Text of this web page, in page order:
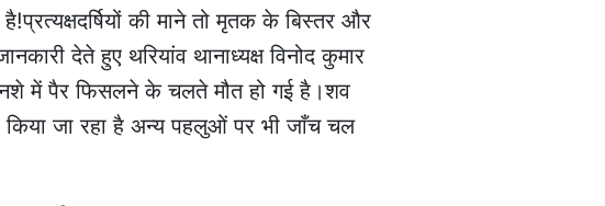
की माने तो मृतक के बिस्तर और
देते हुए थरियांव थानाध्यक्ष विनोद कुमार
में पैर फिसलने के चलते मौत हो गई है।शव
किया जा रहा है अन्य पहलुओं पर भी जाँच चल